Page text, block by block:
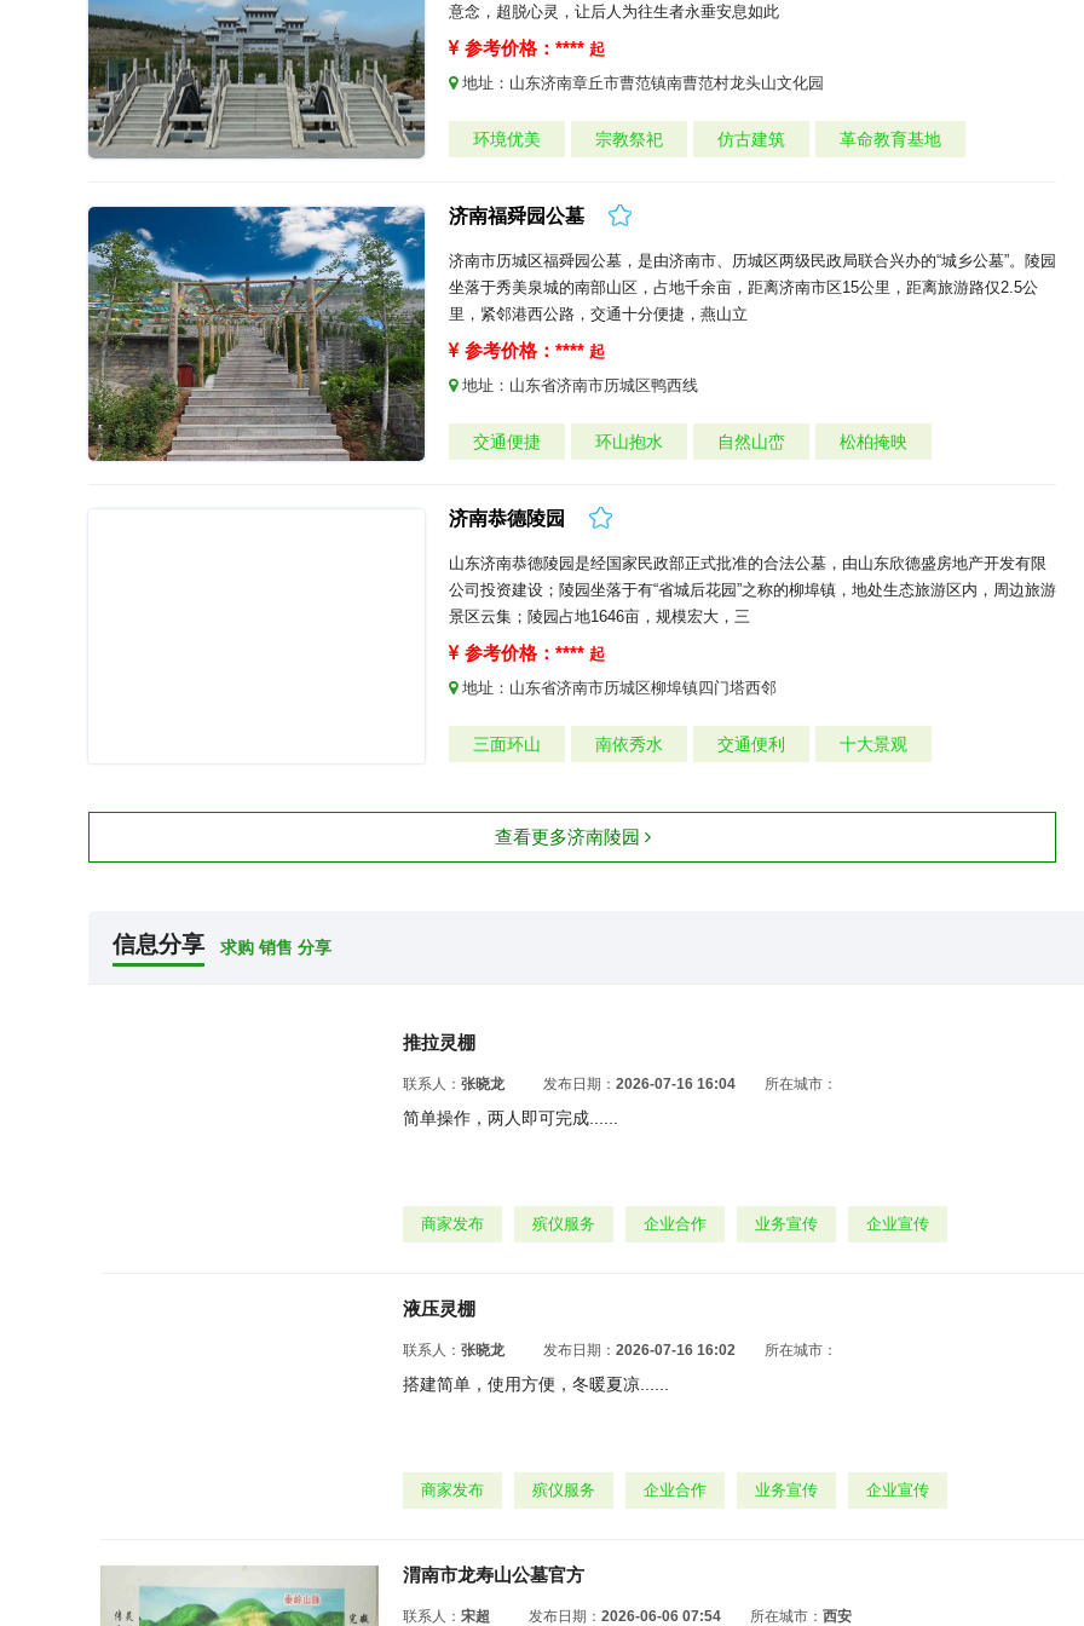
意念，超脱心灵，让后人为往生者永垂安息如此
参考价格：**** 起
地址： 山东济南章丘市曹范镇南曹范村龙头山文化园
环境优美 宗教祭祀 仿古建筑 革命教育基地
济南福舜园公墓
济南市历城区福舜园公墓，是由济南市、历城区两级民政局联合兴办的“城乡公墓”。陵园
坐落于秀美泉城的南部山区，占地千余亩，距离济南市区15公里，距离旅游路仅2.5公
里，紧邻港西公路，交通十分便捷，燕山立
参考价格：**** 起
地址： 山东省济南市历城区鸭西线
交通便捷 环山抱水 自然山峦 松柏掩映
济南恭德陵园
山东济南恭德陵园是经国家民政部正式批准的合法公墓，由山东欣德盛房地产开发有限
公司投资建设；陵园坐落于有“省城后花园”之称的柳埠镇，地处生态旅游区内，周边旅游
景区云集；陵园占地1646亩，规模宏大，三
参考价格：**** 起
地址： 山东省济南市历城区柳埠镇四门塔西邻
三面环山 南依秀水 交通便利 十大景观
查看更多济南陵园
信息分享 求购 销售 分享
推拉灵棚
联系人： 张晓龙 发布日期： 2026-07-16 16:04 所在城市：
简单操作，两人即可完成......
商家发布 殡仪服务 企业合作 业务宣传 企业宣传
液压灵棚
联系人： 张晓龙 发布日期： 2026-07-16 16:02 所在城市：
搭建简单，使用方便，冬暖夏凉......
商家发布 殡仪服务 企业合作 业务宣传 企业宣传
渭南市龙寿山公墓官方
联系人： 宋超 发布日期： 2026-06-06 07:54 所在城市： 西安